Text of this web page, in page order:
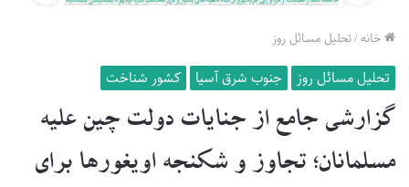
خانه/تحلیل مسائل روز
تحلیل مسائل روز جنوب شرق آسیا کشور شناخت
گزارشی جامع از جنایات دولت چین علیه
مسلمانان؛ تجاوز و شکنجه اویغورها برای